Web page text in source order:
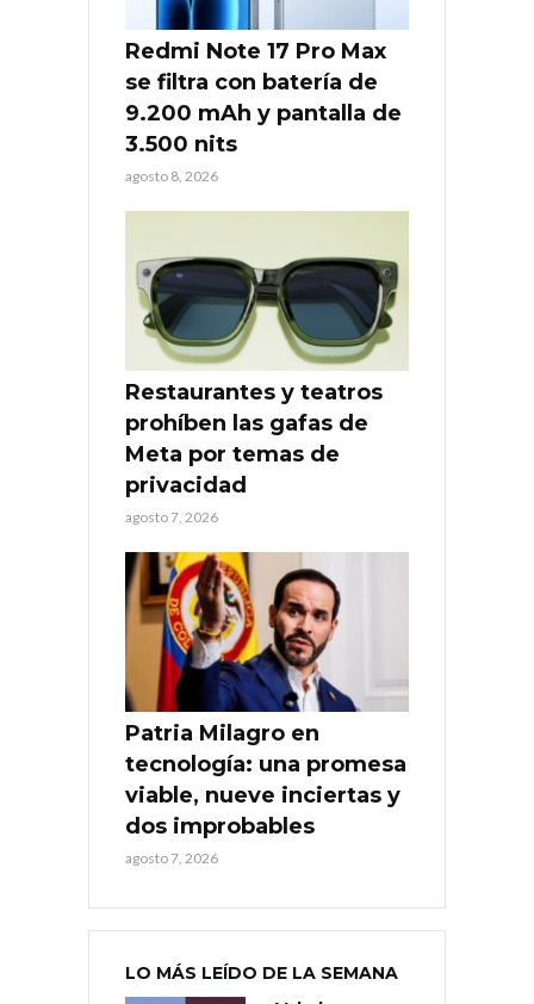
Redmi Note 17 Pro Max
se filtra con batería de
9.200 mAh y pantalla de
3.500 nits
agosto 8, 2026
Restaurantes y teatros
prohíben las gafas de
Meta por temas de
privacidad
agosto 7, 2026
Patria Milagro en
tecnología: una promesa
viable, nueve inciertas y
dos improbables
agosto 7, 2026
LO MÁS LEÍDO DE LA SEMANA